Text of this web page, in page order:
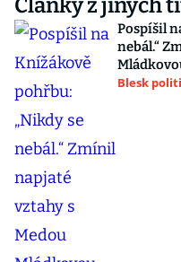
Články z jiných
Pospíšil
nebál.“
Blesk